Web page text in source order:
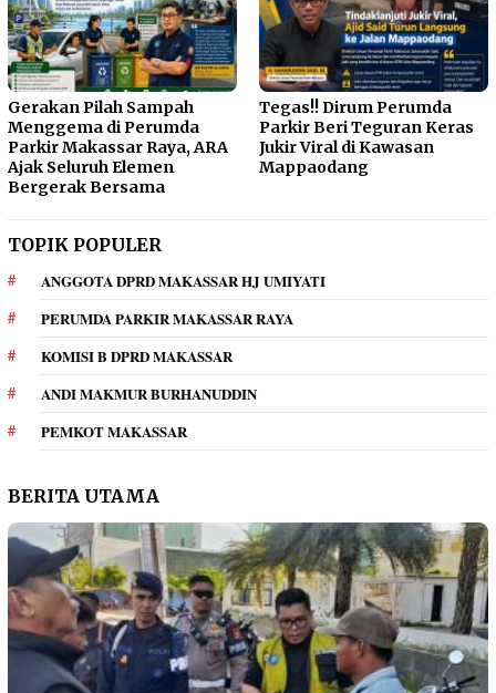
Gerakan Pilah Sampah
Menggema di Perumda
Parkir Makassar Raya, ARA
Ajak Seluruh Elemen
Bergerak Bersama
Tegas!! Dirum Perumda
Parkir Beri Teguran Keras
Jukir Viral di Kawasan
Mappaodang
TOPIK POPULER
ANGGOTA DPRD MAKASSAR HJ UMIYATI
PERUMDA PARKIR MAKASSAR RAYA
KOMISI B DPRD MAKASSAR
ANDI MAKMUR BURHANUDDIN
PEMKOT MAKASSAR
BERITA UTAMA